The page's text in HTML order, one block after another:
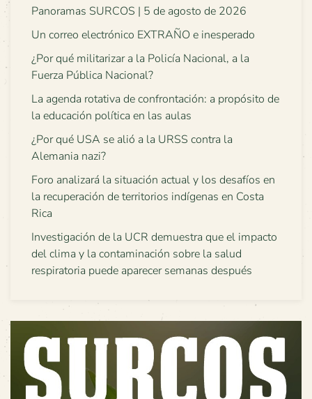
Panoramas SURCOS | 5 de agosto de 2026
Un correo electrónico EXTRAÑO e inesperado
¿Por qué militarizar a la Policía Nacional, a la
Fuerza Pública Nacional?
La agenda rotativa de confrontación: a propósito de
la educación política en las aulas
¿Por qué USA se alió a la URSS contra la
Alemania nazi?
Foro analizará la situación actual y los desafíos en
la recuperación de territorios indígenas en Costa
Rica
Investigación de la UCR demuestra que el impacto
del clima y la contaminación sobre la salud
respiratoria puede aparecer semanas después